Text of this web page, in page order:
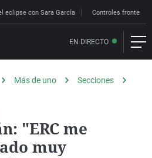
eclipse con Sara García Controles
EN DIRECTO
Más de uno
Secciones
"ERC me
muy